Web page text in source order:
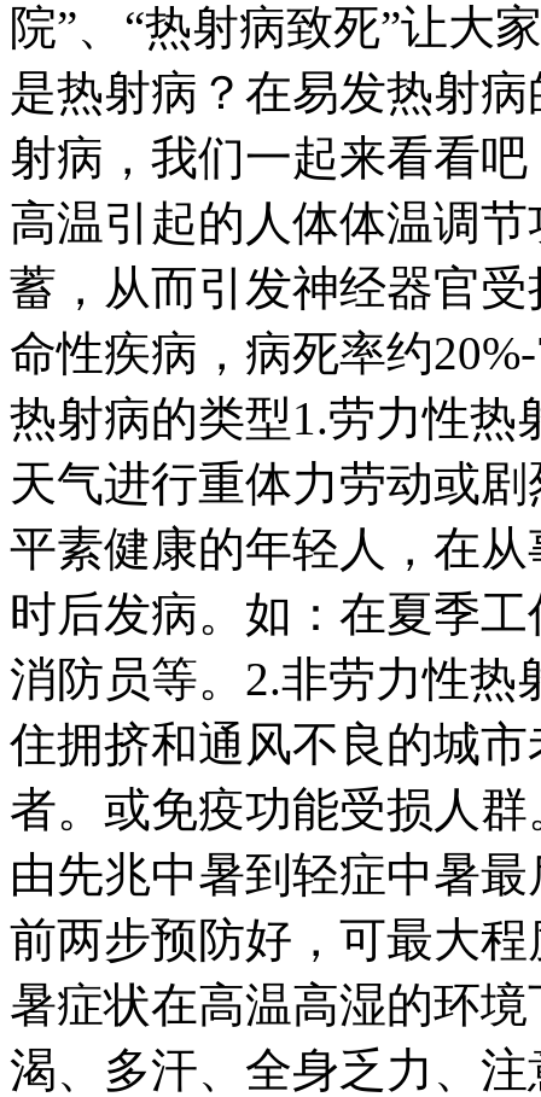
院”、“热射病致死”让大
是热射病？在易发热射
射病，我们一起来看看
高温引起的人体体温调
蓄，从而引发神经器官
命性疾病，病死率约
热射病的类型1.劳力性热
天气进行重体力劳动或
平素健康的年轻人，在
时后发病。如：在夏季
消防员等。2.非劳力性热
住拥挤和通风不良的城
者。或免疫功能受损人
由先兆中暑到轻症中暑
前两步预防好，可最大
暑症状在高温高湿的环
渴、多汗、全身乏力、